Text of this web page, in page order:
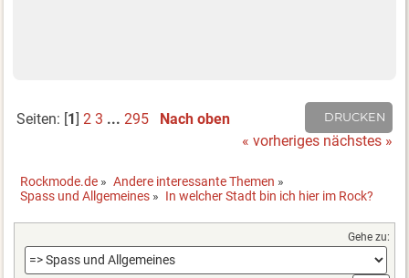
DRUCKEN
Seiten: [1] 2 3 ... 295
Nach oben
« vorheriges nächstes »
Rockmode.de » Andere interessante Themen »
Spass und Allgemeines » In welcher Stadt bin ich hier im Rock?
Gehe zu: